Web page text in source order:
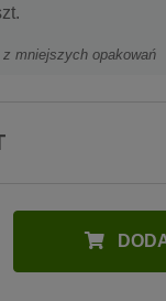
z mniejszych opakowań